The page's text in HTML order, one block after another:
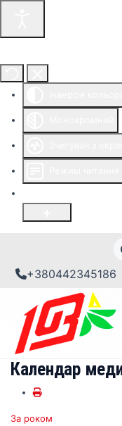
+380442345186
Календар
За роком